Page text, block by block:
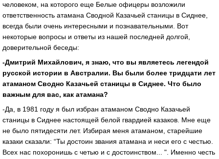
человеком, на которого еще Белые офицеры возложили
ответственность атамана Сводной Казачьей станицы в Сиднее,
всегда были очень интересными и познавательными. Вот
некоторые вопросы и ответы из нашей последней долгой,
доверительной беседы:
-Дмитрий Михайлович, я знаю, что вы являетесь легендой
русской истории в Австралии. Вы были более тридцати лет
атаманом Сводно Казачьей станицы в Сиднее. Что было
важным для вас, как атамана?
-Да, в 1981 году я был избран атаманом Сводно Казачьей
станицы в Сиднее настоящей белой гвардией казаков. Мне еще
не было пятидесяти лет. Избирая меня атаманом, старейшие
казаки сказали: “Ты достоин звания атамана и неси его с честью.
Всех нас похоронишь с четью и с достоинством... ". Именно честь